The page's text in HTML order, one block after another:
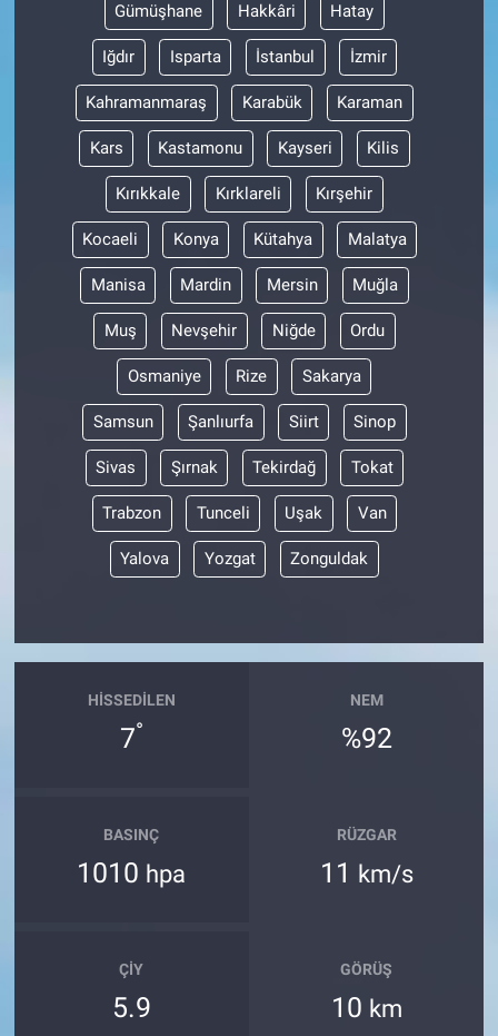
Gümüşhane Hakkâri Hatay
Iğdır Isparta İstanbul İzmir
Kahramanmaraş Karabük Karaman
Kars Kastamonu Kayseri Kilis
Kırıkkale Kırklareli Kırşehir
Kocaeli Konya Kütahya Malatya
Manisa Mardin Mersin Muğla
Muş Nevşehir Niğde Ordu
Osmaniye Rize Sakarya
Samsun Şanlıurfa Siirt Sinop
Sivas Şırnak Tekirdağ Tokat
Trabzon Tunceli Uşak Van
Yalova Yozgat Zonguldak
HISSEDILEN
7°
NEM
%92
BASINÇ
1010 hpa
RÜZGAR
11 km/s
ÇIY
5.9
GÖRÜŞ
10 km